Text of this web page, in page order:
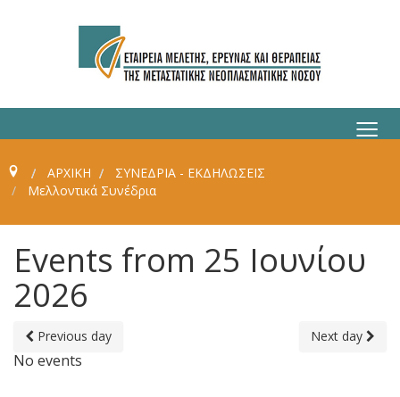
≡
ΑΡΧΙΚΗ
ΣΥΝΈΔΡΙΑ - ΕΚΔΗΛΏΣΕΙΣ
Μελλοντικά Συνέδρια
Events from 25 Ιουνίου
2026
Previous day Next day
No events